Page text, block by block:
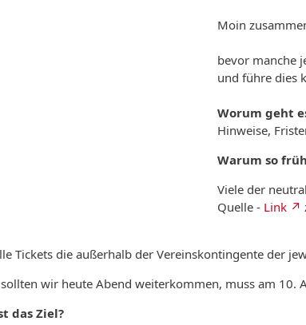
Moin
bevor manche
und führe dies
Worum geht
Hinweise,
Warum so
Viele der
Quelle - Link
Tickets die außerhalb der Vereinskontingente der
wir heute Abend weiterkommen, muss am 10.
das Ziel?